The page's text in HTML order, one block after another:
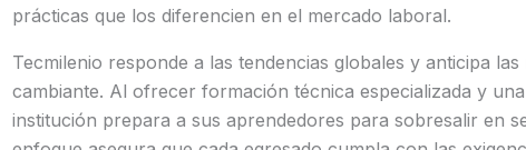
prácticas que los diferencien en el mercado laboral.
Tecmilenio responde a las tendencias globales y anticipa
cambiante. Al ofrecer formación técnica especializada y
institución prepara a sus aprendedores para sobresalir en